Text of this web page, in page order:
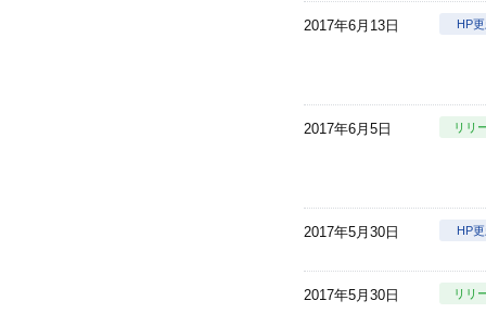
2017年6月13日 HP
2017年6月5日 リリ
2017年5月30日 HP
2017年5月30日 リリ